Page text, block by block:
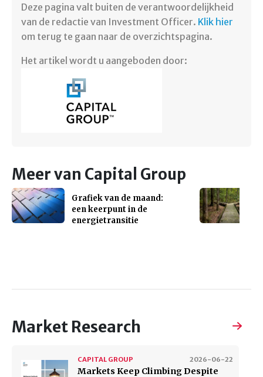
Deze pagina valt buiten de verantwoordelijkheid
van de redactie van Investment Officer. Klik hier
om terug te gaan naar de overzichtspagina. ​
Het artikel wordt u aangeboden door:
Meer van Capital Group
Grafiek van de maand:
een keerpunt in de
energietransitie
Market Research
2026-06-22
CAPITAL GROUP
Markets Keep Climbing Despite